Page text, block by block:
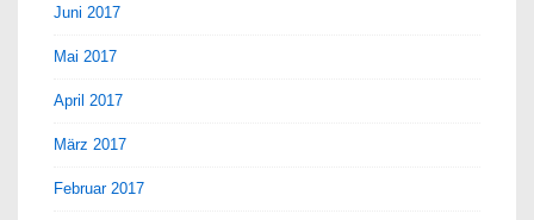
Juni 2017
Mai 2017
April 2017
März 2017
Februar 2017